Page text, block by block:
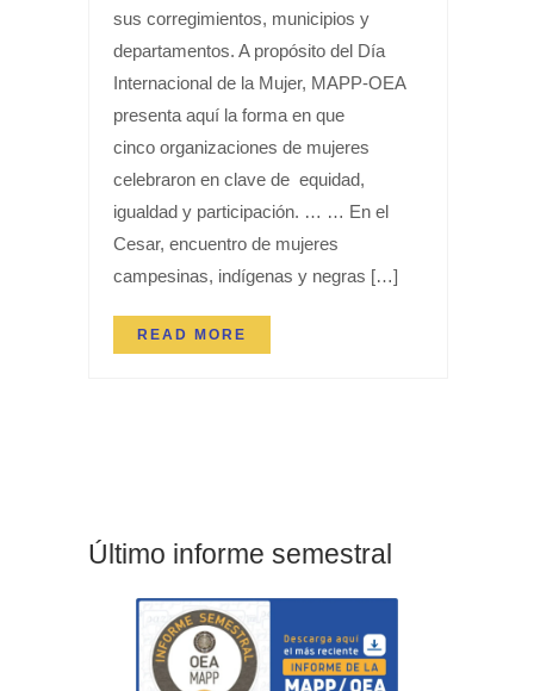
sus corregimientos, municipios y
departamentos. A propósito del Día
Internacional de la Mujer, MAPP-OEA
presenta aquí la forma en que
cinco organizaciones de mujeres
celebraron en clave de equidad,
igualdad y participación. … … En el
Cesar, encuentro de mujeres
campesinas, indígenas y negras […]
READ MORE
Último informe semestral